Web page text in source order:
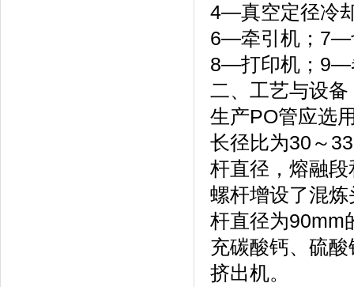
4—真空定径冷
6—牵引机；7—
8—打印机；9—
二、工艺与设备
生产PO管应选
长径比为30～
杆直径，熔融
螺杆增设了混
杆直径为90mm
充碳酸钙、硫
挤出机。